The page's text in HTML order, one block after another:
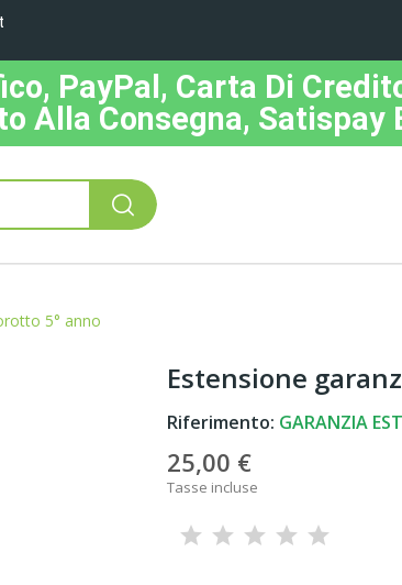
PayPal, Carta Di
Alla Consegna, Satispay
5° anno
Estensione
Riferimento: GARANZIA
25,00 €
Tasse incluse